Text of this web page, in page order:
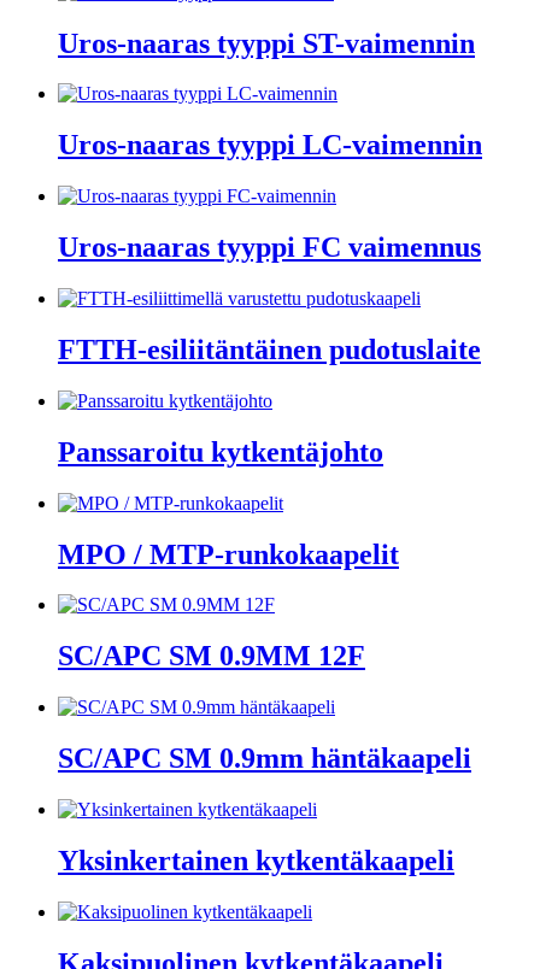
Uros-naaras tyyppi ST-vaimennin
Uros-naaras tyyppi LC-vaimennin
Uros-naaras tyyppi FC vaimennus
FTTH-esiliitäntäinen pudotuslaite
Panssaroitu kytkentäjohto
MPO / MTP-runkokaapelit
SC/APC SM 0.9MM 12F
SC/APC SM 0.9mm häntäkaapeli
Yksinkertainen kytkentäkaapeli